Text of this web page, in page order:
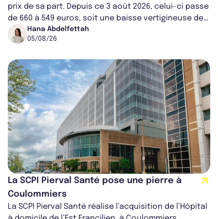
prix de sa part. Depuis ce 3 août 2026, celui-ci passe
de 660 à 549 euros, soit une baisse vertigineuse de
16,82%. Cette nouvell...
Hana Abdelfettah
05/08/26
La SCPI Pierval Santé pose une pierre à
Coulommiers
La SCPI Pierval Santé réalise l’acquisition de l’Hôpital